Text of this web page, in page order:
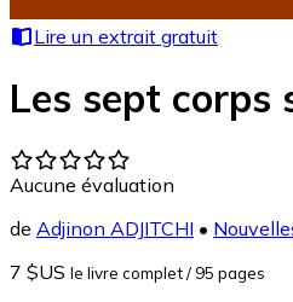
Lire un extrait gratuit
Les sept corps
Aucune évaluation
de Adjinon ADJITCHI •
7 $US le livre complet/ 95 pages